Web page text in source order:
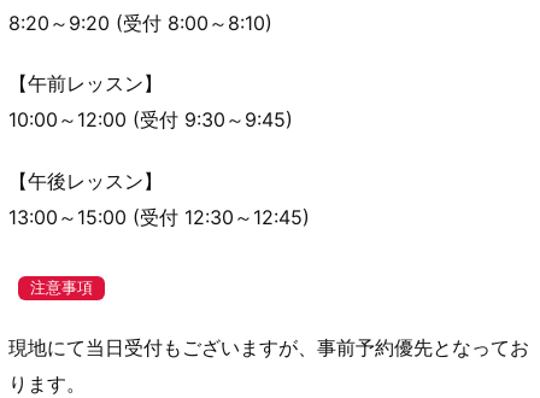
8:20～9:20 (受付 8:00～8:10)
【午前レッスン】
10:00～12:00 (受付 9:30～9:45)
【午後レッスン】
13:00～15:00 (受付 12:30～12:45)
注意事項
現地にて当日受付もございますが、事前予約優先となってお
ります。